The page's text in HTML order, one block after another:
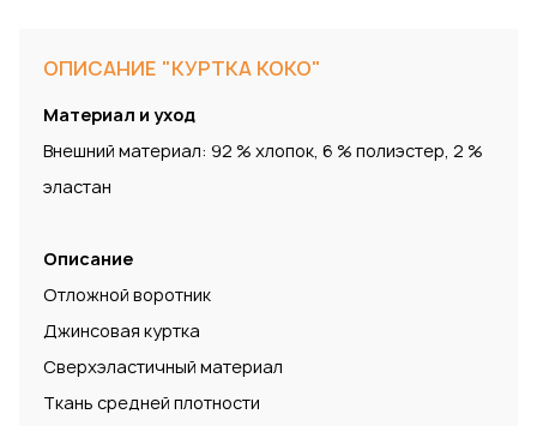
ОПИСАНИЕ "КУРТКА KOKO"
Материал и уход
Внешний материал: 92 % хлопок, 6 % полиэстер, 2 %
эластан
Описание
Отложной воротник
Джинсовая куртка
Сверхэластичный материал
Ткань средней плотности